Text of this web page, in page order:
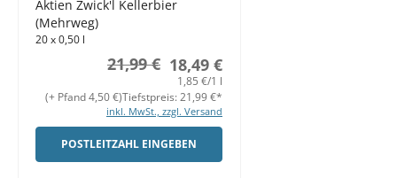
Aktien Zwick'l Kellerbier
(Mehrweg)
20 x 0,50 l
18,49 €
21,99 €
1,85 €/1 l
inkl. MwSt., zzgl. Versand
(+ Pfand 4,50 €)Tiefstpreis: 21,99 €*
POSTLEITZAHL EINGEBEN